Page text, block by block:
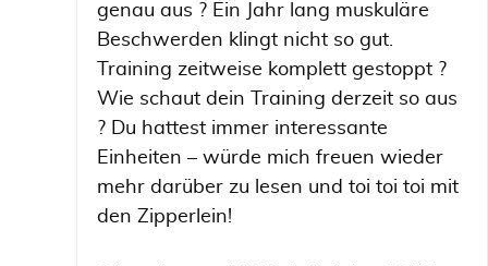
genau aus ? Ein Jahr lang muskuläre
Beschwerden klingt nicht so gut.
Training zeitweise komplett gestoppt ?
Wie schaut dein Training derzeit so aus
? Du hattest immer interessante
Einheiten – würde mich freuen wieder
mehr darüber zu lesen und toi toi toi mit
den Zipperlein!